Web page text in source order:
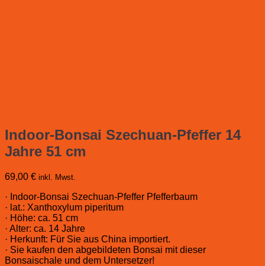
Indoor-Bonsai Szechuan-Pfeffer 14
Jahre 51 cm
69,00 € inkl. Mwst.
· Indoor-Bonsai Szechuan-Pfeffer Pfefferbaum
· lat.: Xanthoxylum piperitum
· Höhe: ca. 51 cm
· Alter: ca. 14 Jahre
· Herkunft: Für Sie aus China importiert.
· Sie kaufen den abgebildeten Bonsai mit dieser
Bonsaischale und dem Untersetzer!